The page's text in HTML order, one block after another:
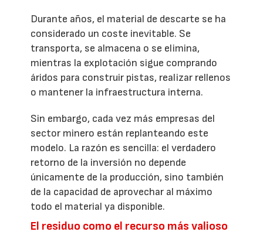
Durante años, el material de descarte se ha
considerado un coste inevitable. Se
transporta, se almacena o se elimina,
mientras la explotación sigue comprando
áridos para construir pistas, realizar rellenos
o mantener la infraestructura interna.
Sin embargo, cada vez más empresas del
sector minero están replanteando este
modelo. La razón es sencilla: el verdadero
retorno de la inversión no depende
únicamente de la producción, sino también
de la capacidad de aprovechar al máximo
todo el material ya disponible.
El residuo como el recurso más valioso